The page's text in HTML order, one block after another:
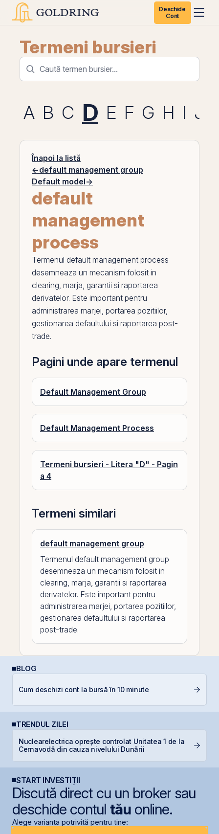
Deschide
Cont
Termeni bursieri
A B C D E F G H I J
Înapoi la listă
←default management group
Default model→
default
management
process
Termenul default management process
desemneaza un mecanism folosit in
clearing, marja, garantii si raportarea
derivatelor. Este important pentru
administrarea marjei, portarea pozitiilor,
gestionarea defaultului si raportarea post-
trade.
Pagini unde apare termenul
Default Management Group
Default Management Process
Termeni bursieri - Litera "D" - Pagin
a 4
Termeni similari
default management group
Termenul default management group
desemneaza un mecanism folosit in
clearing, marja, garantii si raportarea
derivatelor. Este important pentru
administrarea marjei, portarea pozitiilor,
gestionarea defaultului si raportarea
post-trade.
BLOG
Cum deschizi cont la bursă în 10 minute
TRENDUL ZILEI
Nuclearelectrica oprește controlat Unitatea 1 de la
Cernavodă din cauza nivelului Dunării
START INVESTIȚII
Discută direct cu un broker sau
deschide contul tăuonline.
Alege varianta potrivită pentru tine: